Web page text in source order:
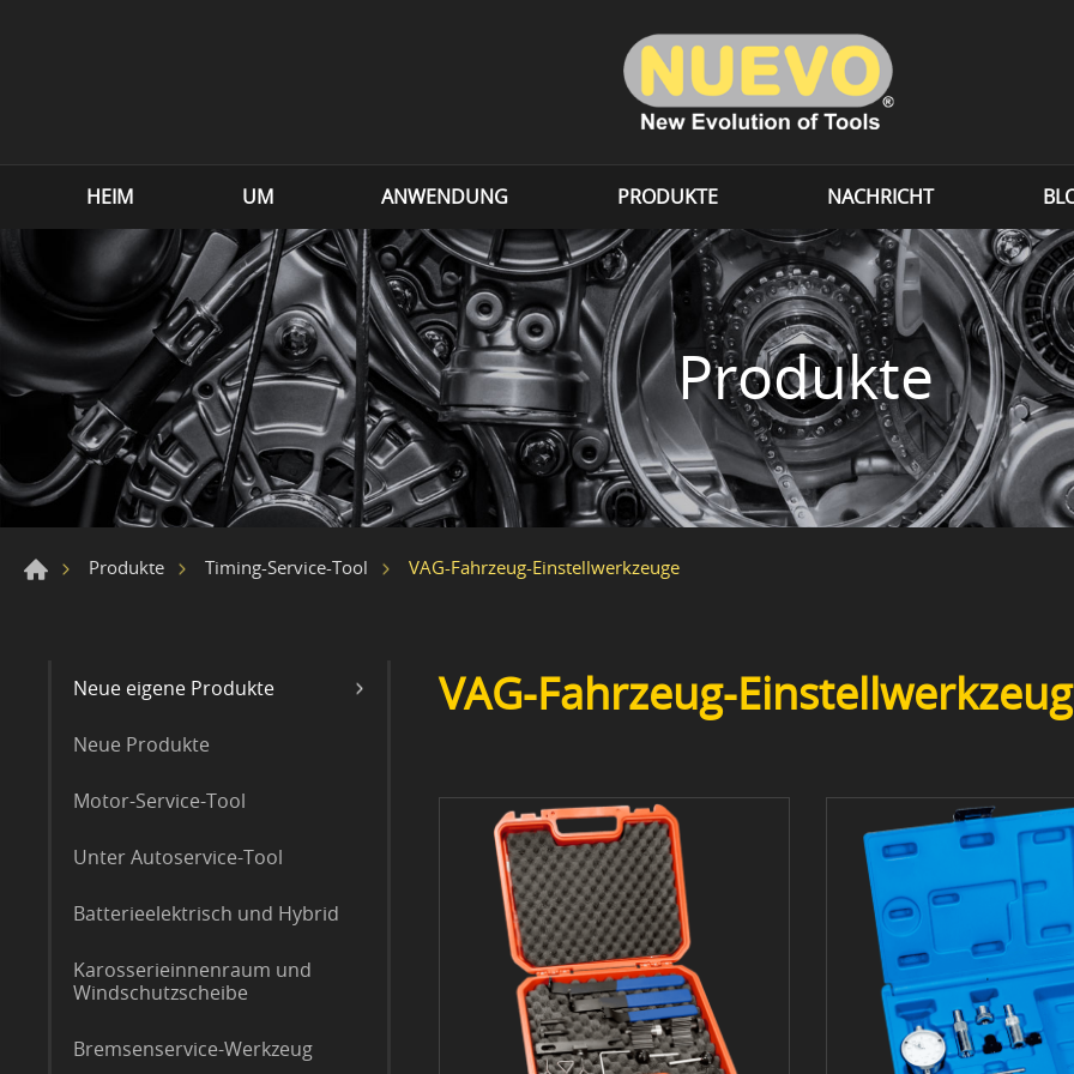
HEIM UM ANWENDUNG PRODUKTE NACHRICHT
Produkte
Produkte Timing-Service-Tool VAG-Fahrzeug-Einstellwerkzeuge
Neue eigene Produkte
Neue Produkte
Motor-Service-Tool
Unter Autoservice-Tool
Batterieelektrisch und Hybrid
Karosserieinnenraum und
Windschutzscheibe
Bremsenservice-Werkzeug
VAG-Fahrzeug-